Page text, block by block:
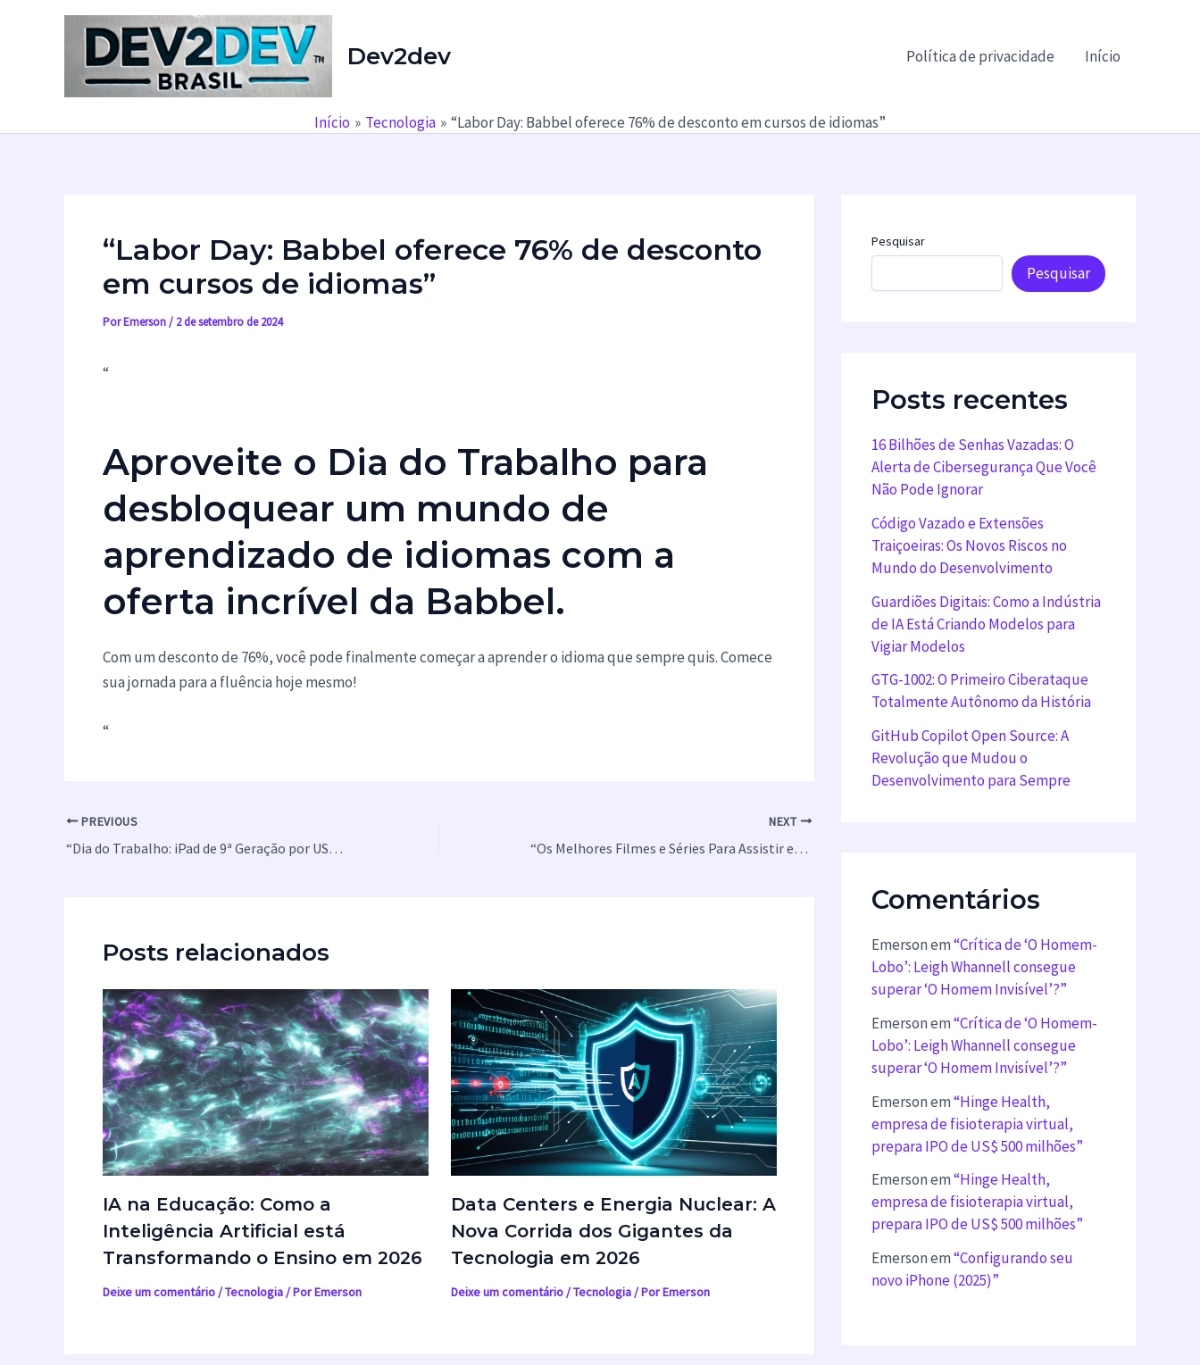
Dev2dev Política de privacidade Início
Início Tecnologia “Labor Day: Babbel oferece 76% de desconto em cursos de idiomas”
“Labor Day: Babbel oferece 76% de desconto
em cursos de idiomas”
PorEmerson/ 2 de setembro de 2024
“
Aproveite o Dia do Trabalho para
desbloquear um mundo de
aprendizado de idiomas com a
oferta incrível da Babbel.
Com um desconto de 76%, você pode finalmente começar a aprender o idioma que sempre quis. Comece
sua jornada para a fluência hoje mesmo!
“
PREVIOUS
“Dia do Trabalho: iPad de 9ª Geração por US$ 199 na Amazon, 5 Vezes Mais Barato Que o iPad Pro e o Menor Preço de Todos os Tempos”
NEXT
“Os Melhores Filmes e Séries Para Assistir em Streaming em Setembro de 2024”
Posts relacionados
IA na Educação: Como a
Inteligência Artificial está
Transformando o Ensino em 2026
Deixe um comentário/Tecnologia/ PorEmerson
Data Centers e Energia Nuclear: A
Nova Corrida dos Gigantes da
Tecnologia em 2026
Deixe um comentário/Tecnologia/ PorEmerson
Pesquisar
Pesquisar
Posts recentes
16 Bilhões de Senhas Vazadas: O
Alerta de Cibersegurança Que Você
Não Pode Ignorar
Código Vazado e Extensões
Traiçoeiras: Os Novos Riscos no
Mundo do Desenvolvimento
Guardiões Digitais: Como a Indústria
de IA Está Criando Modelos para
Vigiar Modelos
GTG-1002: O Primeiro Ciberataque
Totalmente Autônomo da História
GitHub Copilot Open Source: A
Revolução que Mudou o
Desenvolvimento para Sempre
Comentários
Emersonem“Crítica de ‘O Homem-
Lobo’: Leigh Whannell consegue
superar ‘O Homem Invisível’?”
Emersonem“Crítica de ‘O Homem-
Lobo’: Leigh Whannell consegue
superar ‘O Homem Invisível’?”
Emersonem“Hinge Health,
empresa de fisioterapia virtual,
prepara IPO de US$ 500 milhões”
Emersonem“Hinge Health,
empresa de fisioterapia virtual,
prepara IPO de US$ 500 milhões”
Emersonem“Configurando seu
novo iPhone (2025)”